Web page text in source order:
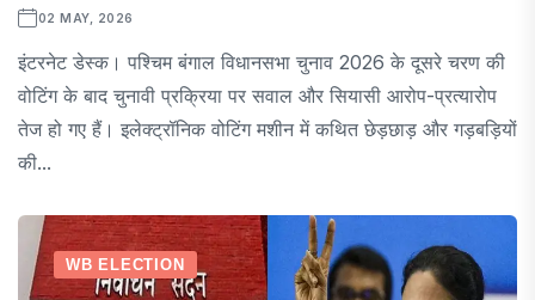
02 MAY, 2026
इंटरनेट डेस्क। पश्चिम बंगाल विधानसभा चुनाव 2026 के दूसरे चरण की
वोटिंग के बाद चुनावी प्रक्रिया पर सवाल और सियासी आरोप-प्रत्यारोप
तेज हो गए हैं। इलेक्ट्रॉनिक वोटिंग मशीन में कथित छेड़छाड़ और गड़बड़ियों
की...
WB ELECTION